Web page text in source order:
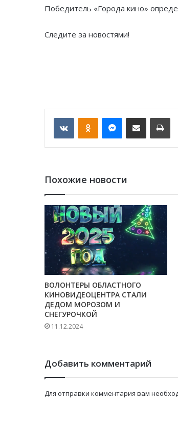
Победитель «Города кино»
Следите за новостями!
VKontakte
Похожие новости
ВОЛОНТЕРЫ ОБЛАСТНОГО
КИНОВИДЕОЦЕНТРА СТАЛИ
ДЕДОМ МОРОЗОМ И
СНЕГУРОЧКОЙ
11.12.2024
Добавить комментарий
Для отправки комментария вам